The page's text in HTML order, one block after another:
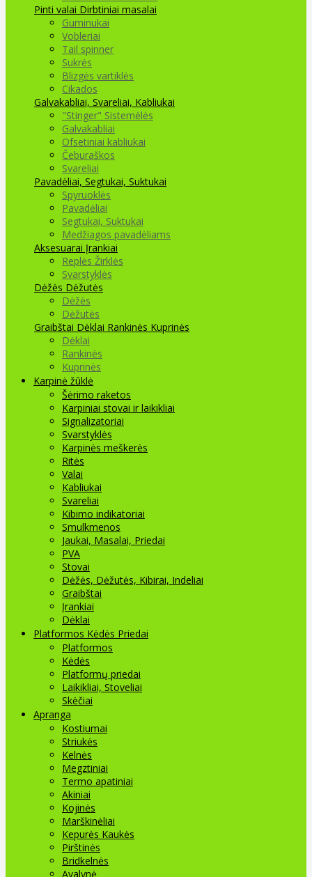
Pinti valai Dirbtiniai masalai
Guminukai
Vobleriai
Tail spinner
Sukrės
Blizgės vartiklės
Cikados
Galvakabliai, Svareliai, Kabliukai
"Stinger" Sistemėlės
Galvakabliai
Ofsetiniai kabliukai
Čeburaškos
Svareliai
Pavadėliai, Segtukai, Suktukai
Spyruoklės
Pavadėliai
Segtukai, Suktukai
Medžiagos pavadėliams
Aksesuarai Įrankiai
Replės Žirklės
Svarstyklės
Dėžės Dėžutės
Dėžės
Dėžutės
Graibštai Dėklai Rankinės Kuprinės
Dėklai
Rankinės
Kuprinės
Karpinė žūklė
Šėrimo raketos
Karpiniai stovai ir laikikliai
Signalizatoriai
Svarstyklės
Karpinės meškerės
Ritės
Valai
Kabliukai
Svareliai
Kibimo indikatoriai
Smulkmenos
Jaukai, Masalai, Priedai
PVA
Stovai
Dėžės, Dėžutės, Kibirai, Indeliai
Graibštai
Įrankiai
Dėklai
Platformos Kėdės Priedai
Platformos
Kėdės
Platformų priedai
Laikikliai, Stoveliai
Skėčiai
Apranga
Kostiumai
Striukės
Kelnės
Megztiniai
Termo apatiniai
Akiniai
Kojinės
Marškinėliai
Kepurės Kaukės
Pirštinės
Bridkelnės
Avalynė